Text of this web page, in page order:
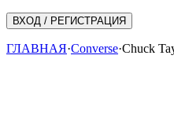
ВХОД / РЕГИСТРАЦИЯ
ГЛАВНАЯ·Converse·Chuck